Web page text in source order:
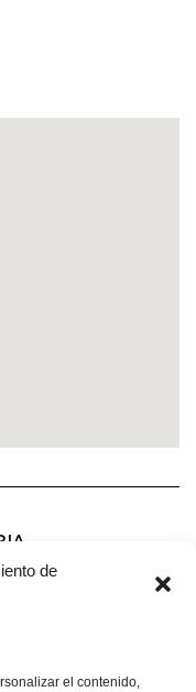
de
el contenido,